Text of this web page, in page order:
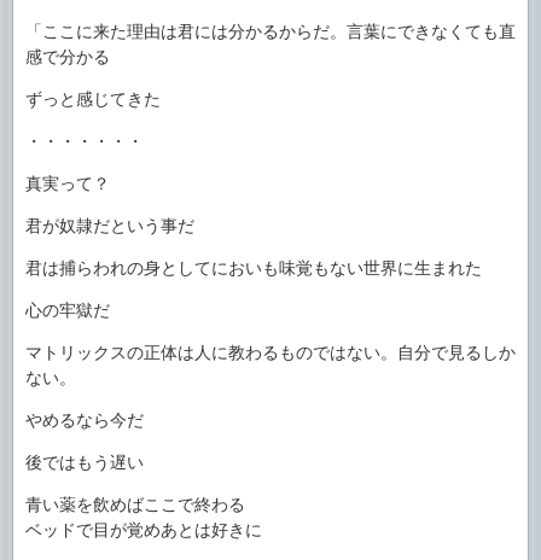
「ここに来た理由は君には分かるからだ。言葉にできなくても直
感で分かる
ずっと感じてきた
・・・・・・・
真実って？
君が奴隷だという事だ
君は捕らわれの身としてにおいも味覚もない世界に生まれた
心の牢獄だ
マトリックスの正体は人に教わるものではない。自分で見るしか
ない。
やめるなら今だ
後ではもう遅い
青い薬を飲めばここで終わる
ベッドで目が覚めあとは好きに